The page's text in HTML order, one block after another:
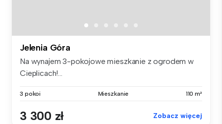
Jelenia Góra
Na wynajem 3-pokojowe mieszkanie z ogrodem w
Cieplicach!...
3 pokoi Mieszkanie 110 m²
3 300 zł Zobacz więcej